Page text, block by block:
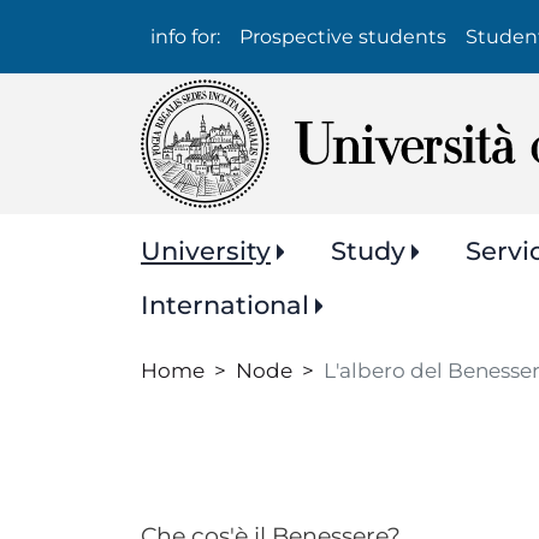
Info
per:
info for: Prospective students
Navigazione
principale
University Study
International
Home Node L'albero del